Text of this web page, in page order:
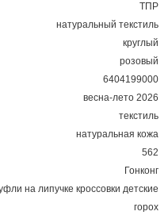
ТПР
натуральный текстиль
круглый
розовый
6404199000
весна-лето 2026
текстиль
натуральная кожа
562
Гонконг
на липучке кроссовки детские
горох